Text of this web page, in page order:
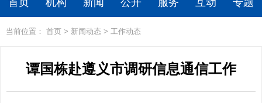
首页 机构 新闻 公开 服务 互动 专题
当前位置： 首页 > 新闻动态 > 工作动态
谭国栋赴遵义市调研信息通信工作